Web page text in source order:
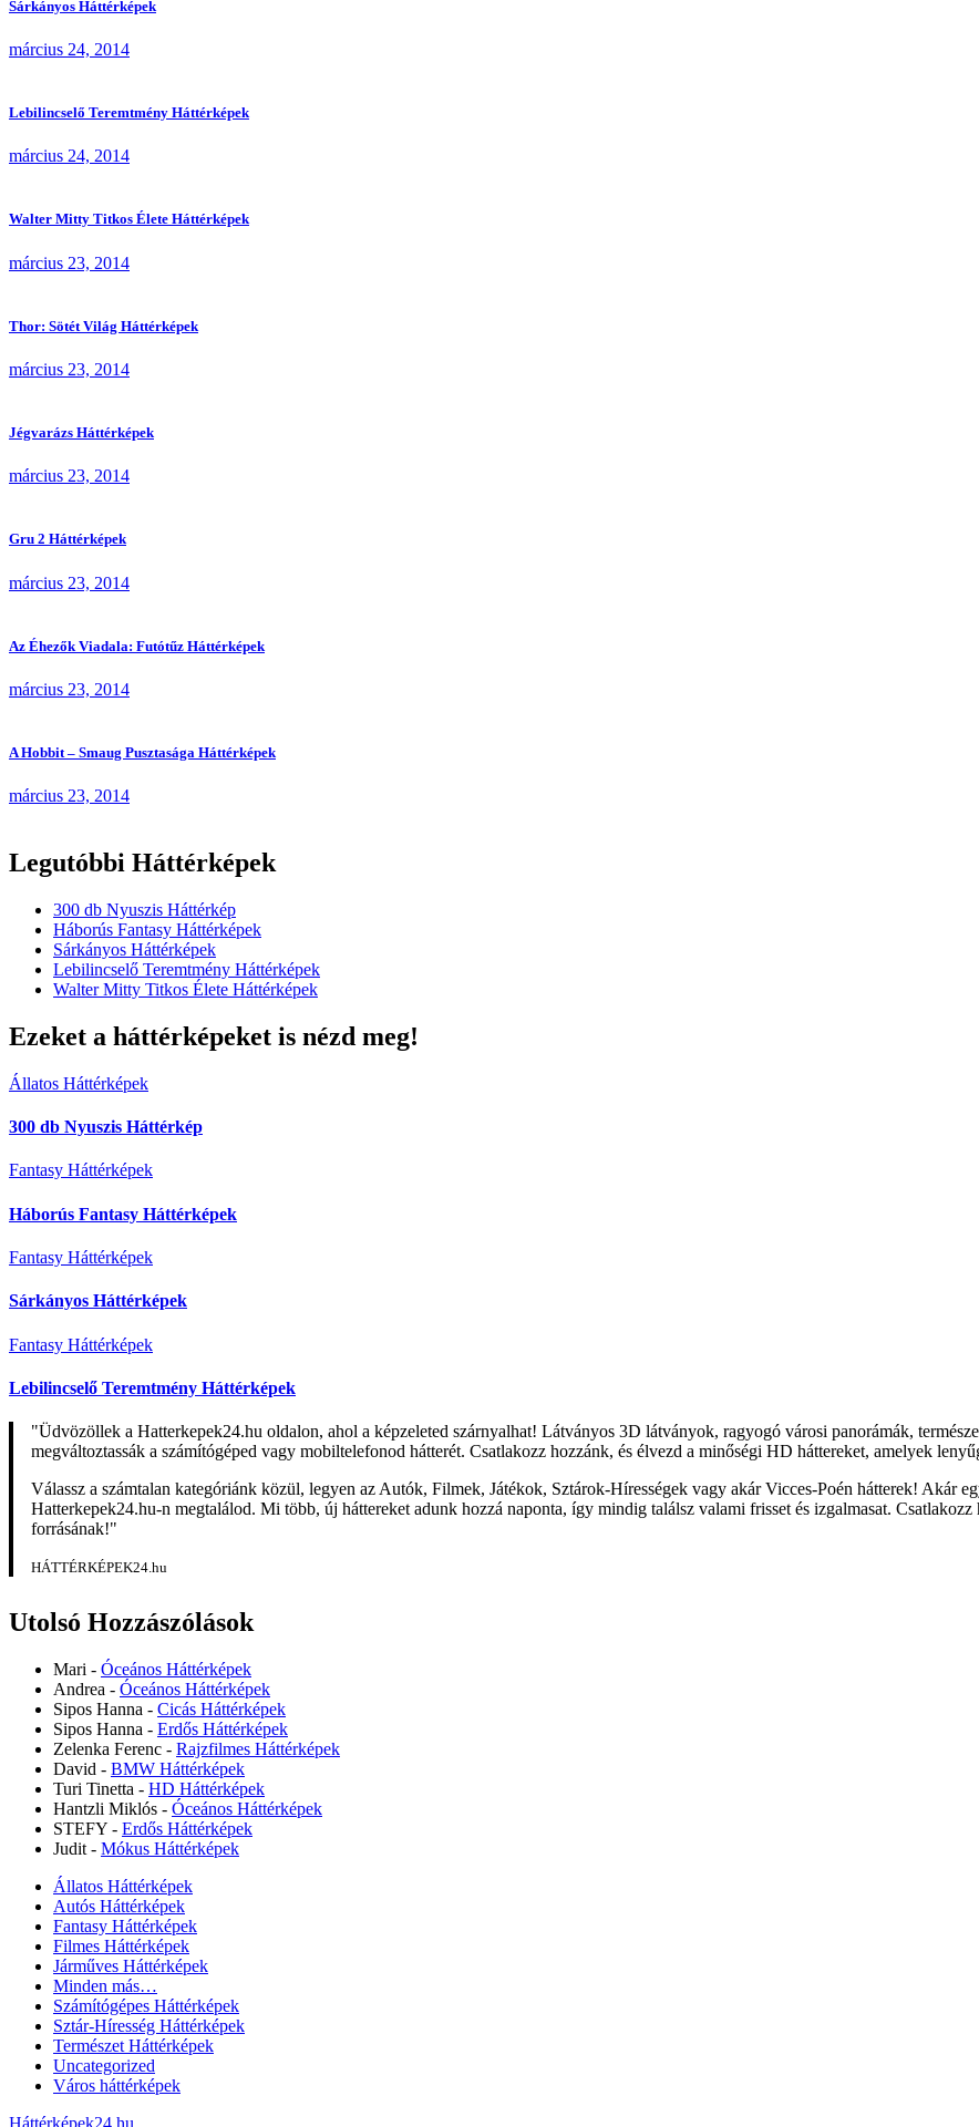
Sárkányos Háttérképek
március 24, 2014
Lebilincselő Teremtmény Háttérképek
március 24, 2014
Walter Mitty Titkos Élete Háttérképek
március 23, 2014
Thor: Sötét Világ Háttérképek
március 23, 2014
Jégvarázs Háttérképek
március 23, 2014
Gru 2 Háttérképek
március 23, 2014
Az Éhezők Viadala: Futótűz Háttérképek
március 23, 2014
A Hobbit – Smaug Pusztasága Háttérképek
március 23, 2014
Legutóbbi Háttérképek
300 db Nyuszis Háttérkép
Háborús Fantasy Háttérképek
Sárkányos Háttérképek
Lebilincselő Teremtmény Háttérképek
Walter Mitty Titkos Élete Háttérképek
Ezeket a háttérképeket is nézd meg!
Állatos Háttérképek
300 db Nyuszis Háttérkép
Fantasy Háttérképek
Háborús Fantasy Háttérképek
Fantasy Háttérképek
Sárkányos Háttérképek
Fantasy Háttérképek
Lebilincselő Teremtmény Háttérképek
"Üdvözöllek a Hatterkepek24.hu oldalon, ahol a képzeleted szárnyalhat! Látványos 3D látványok, ragyogó városi panorámák,
megváltoztassák a számítógéped vagy mobiltelefonod hátterét. Csatlakozz hozzánk, és élvezd a minőségi HD háttereket, amelyek
Válassz a számtalan kategóriánk közül, legyen az Autók, Filmek, Játékok, Sztárok-Hírességek vagy akár Vicces-Poén hátterek! Akár
Hatterkepek24.hu-n megtalálod. Mi több, új háttereket adunk hozzá naponta, így mindig találsz valami frisset és izgalmasat.
forrásának!"
HÁTTÉRKÉPEK24.hu
Utolsó Hozzászólások
Mari - Óceános Háttérképek
Andrea - Óceános Háttérképek
Sipos Hanna - Cicás Háttérképek
Sipos Hanna - Erdős Háttérképek
Zelenka Ferenc - Rajzfilmes Háttérképek
David - BMW Háttérképek
Turi Tinetta - HD Háttérképek
Hantzli Miklós - Óceános Háttérképek
STEFY - Erdős Háttérképek
Judit - Mókus Háttérképek
Állatos Háttérképek
Autós Háttérképek
Fantasy Háttérképek
Filmes Háttérképek
Járműves Háttérképek
Minden más…
Számítógépes Háttérképek
Sztár-Híresség Háttérképek
Természet Háttérképek
Uncategorized
Város háttérképek
Háttérképek24.hu